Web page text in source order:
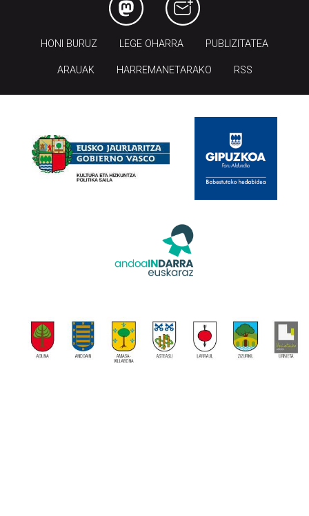
HONI BURUZ LEGE OHARRA PUBLIZITATEA
ARAUAK HARREMANETARAKO RSS